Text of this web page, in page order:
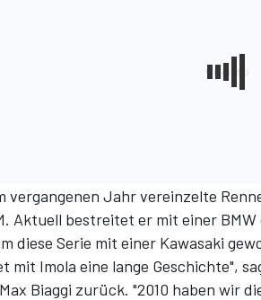
vergangenen Jahr vereinzelte
Aktuell bestreitet er mit einer
diese Serie mit einer Kawasaki
mit Imola eine lange Geschichte",
Biaggi zurück. "2010 haben wir